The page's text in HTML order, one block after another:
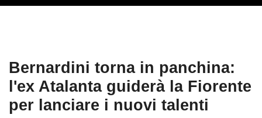
Bernardini torna in panchina:
l'ex Atalanta guiderà la Fiorente
per lanciare i nuovi talenti